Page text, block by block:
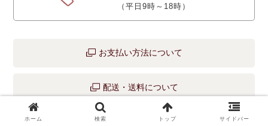
（平日9時～18時）
お支払い方法について
配送・送料について
返品・交換について
ホーム 検索 トップ サイドバー